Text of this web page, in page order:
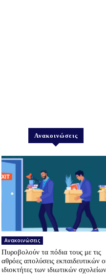
Ανακοινώσεις
Ανακοινώσεις
Πυροβολούν τα πόδια τους με τις
αθρόες απολύσεις εκπαιδευτικών
ιδιοκτήτες των ιδιωτικών σχολείων